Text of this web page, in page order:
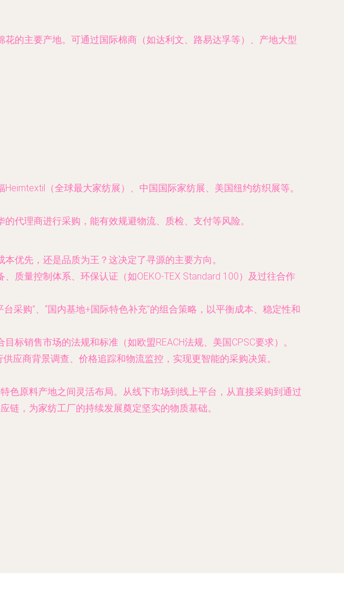
的主要产地。可通过国际棉商（如达利文、路易达孚等）、产地大型
（全球最大家纺展）、中国国际家纺展、美国纽约纺织展等。
代理商进行采购，能有效规避物流、质检、支付等风险。
优先，还是品质为王？这决定了寻源的主要方向。
质量控制体系、环保认证（如OEKO-TEX Standard 100）及过往合作
采购”、“国内基地+国际特色补充”的组合策略，以平衡成本、稳定性和
标销售市场的法规和标准（如欧盟REACH法规、美国CPSC要求）。
应商背景调查、价格追踪和物流监控，实现更智能的采购决策。
色原料产地之间灵活布局。从线下市场到线上平台，从直接采购到通过
，为家纺工厂的持续发展奠定坚实的物质基础。